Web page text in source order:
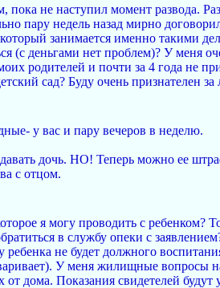
не наступил момент развода.
пару недель назад мирно
занимается именно такими
деньгами нет проблем)? У меня
родителей и почти за 4 года не
сад? Буду очень
у вас и пару вечеров в неделю.
дочь. НО! Теперь можно ее
с отцом.
я могу проводить с ребенком?
в службу опеки с
не будет должного
У меня жилищные вопросы
дома. Показания свидетелей будут